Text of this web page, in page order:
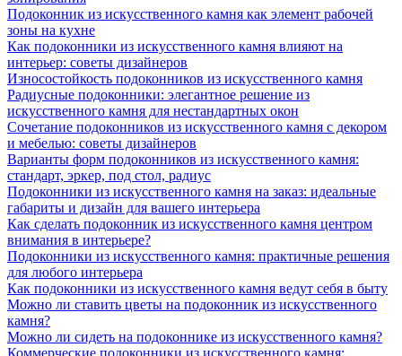
Подоконник из искусственного камня как элемент рабочей
зоны на кухне
Как подоконники из искусственного камня влияют на
интерьер: советы дизайнеров
Износостойкость подоконников из искусственного камня
Радиусные подоконники: элегантное решение из
искусственного камня для нестандартных окон
Сочетание подоконников из искусственного камня с декором
и мебелью: советы дизайнеров
Варианты форм подоконников из искусственного камня:
стандарт, эркер, под стол, радиус
Подоконники из искусственного камня на заказ: идеальные
габариты и дизайн для вашего интерьера
Как сделать подоконник из искусственного камня центром
внимания в интерьере?
Подоконники из искусственного камня: практичные решения
для любого интерьера
Как подоконники из искусственного камня ведут себя в быту
Можно ли ставить цветы на подоконник из искусственного
камня?
Можно ли сидеть на подоконнике из искусственного камня?